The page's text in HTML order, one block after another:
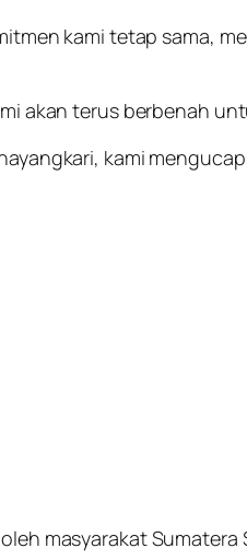
kami tetap sama,
akan terus berbenah
kami
masyarakat Sumatera